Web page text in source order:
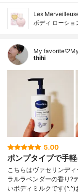
Les
ボディ ローショ
My
thihi
5.00
ポンプタイプで手
こちらはヴァセリンデ
ラルラベンダーの香り?
いボディミルクです